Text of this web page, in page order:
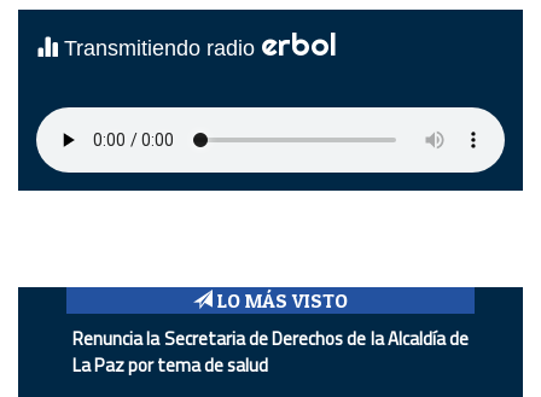
Transmitiendo radio erbol
LO MÁS VISTO
Renuncia la Secretaria de Derechos de la Alcaldía de
La Paz por tema de salud